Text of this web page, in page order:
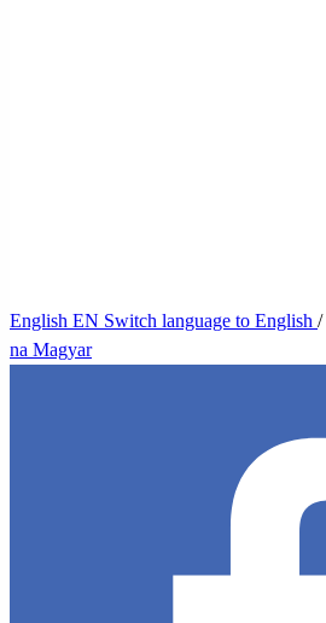
English EN Switch language to English /
na Magyar